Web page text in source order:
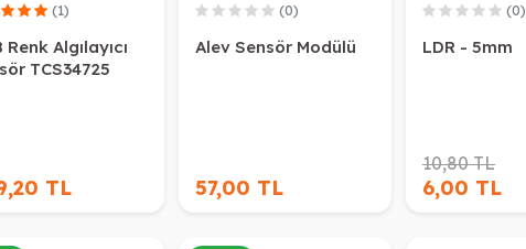
(1)
Renk Algılayıcı
TCS34725
TL
(0)
Alev Sensör Modülü
57,00 TL
(0)
LDR - 5mm
10,80 TL
6,00 TL